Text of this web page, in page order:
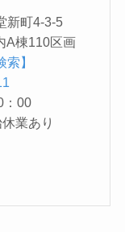
新町4-3-5
A棟110区画
】
：00
業あり